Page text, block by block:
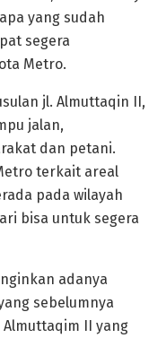
yang sudah
segera
Metro.
jl. Almuttaqin II,
jalan,
dan petani.
terkait areal
pada wilayah
bisa untuk segera
adanya
sebelumnya
II yang